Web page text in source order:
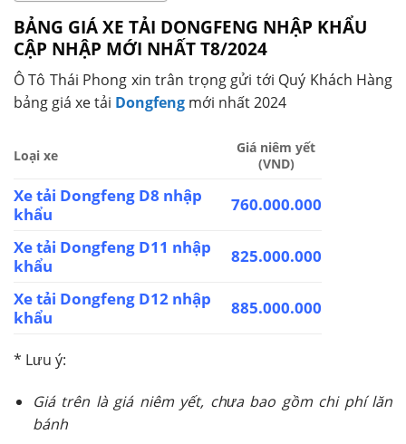
BẢNG GIÁ XE TẢI DONGFENG NHẬP KHẨU
CẬP NHẬP MỚI NHẤT T8/2024
Ô Tô Thái Phong xin trân trọng gửi tới Quý Khách Hàng
bảng giá xe tải Dongfeng mới nhất 2024
Loại xe
Giá niêm yết
(VND)
Xe tải Dongfeng D8 nhập
khẩu
760.000.000
Xe tải Dongfeng D11 nhập
khẩu
825.000.000
Xe tải Dongfeng D12 nhập
khẩu
885.000.000
* Lưu ý:
Giá trên là giá niêm yết, chưa bao gồm chi phí lăn
bánh